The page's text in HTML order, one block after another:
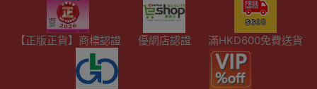
【正版正貨】商標認證 優網店認證 滿HKD600免費送貨